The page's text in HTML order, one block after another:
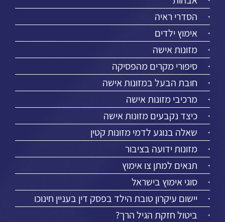
הסדרי ראיה
אימוץ ילדים
מזונות אישה
סיפורי מקרים מהפסיקה
חובת הבעל במזונות אישה
מרכיבי מזונות אישה
כיצד נקבעים מזונות אישה
שאלה בנוגע לדמי מזונות קטין
מזונות ידועה בציבור
תנאים למתן צו אימוץ
סוגי אימוץ בישראל
יישום עיקרון טובת הילד בפסק דין בעניין חינוכו
ביטול חזקת הגיל הרך?